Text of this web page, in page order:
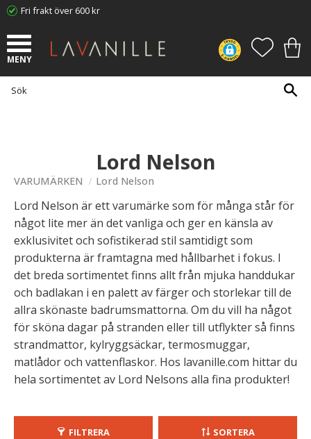
Fri frakt över 600 kr
Lord Nelson
VARUMÄRKEN Lord Nelson
Lord Nelson är ett varumärke som för många står för
något lite mer än det vanliga och ger en känsla av
exklusivitet och sofistikerad stil samtidigt som
produkterna är framtagna med hållbarhet i fokus. I
det breda sortimentet finns allt från mjuka handdukar
och badlakan i en palett av färger och storlekar till de
allra skönaste badrumsmattorna. Om du vill ha något
för sköna dagar på stranden eller till utflykter så finns
strandmattor, kylryggsäckar, termosmuggar,
matlådor och vattenflaskor. Hos lavanille.com hittar du
hela sortimentet av Lord Nelsons alla fina produkter!
FILTRERA SORTERA